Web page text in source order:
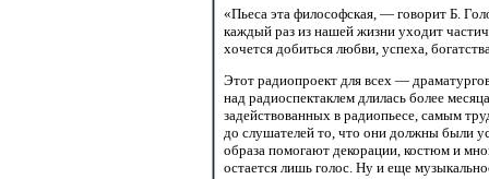
«Пьеса эта философская, — говорит Б.
каждый раз из нашей жизни уходит
хочется добиться любви, успеха,
Этот радиопроект для всех —
над радиоспектаклем длилась более
задействованных в радиопьесе, самым
до слушателей то, что они должны были
образа помогают декорации, костюм и
остается лишь голос. Ну и еще